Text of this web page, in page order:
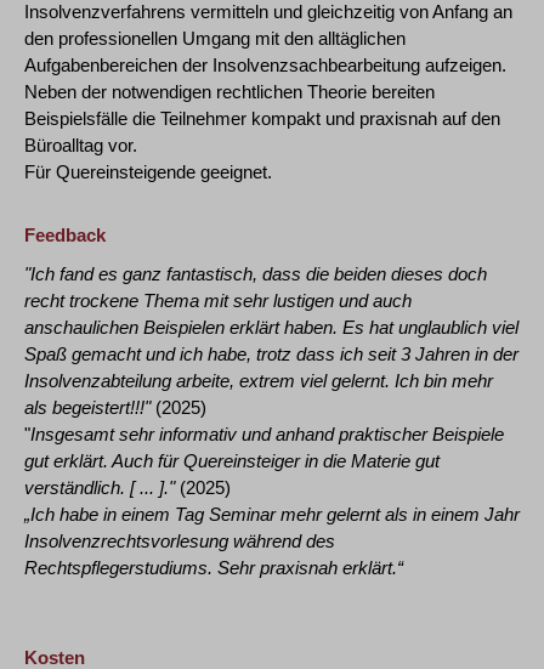
Insolvenzverfahrens vermitteln und gleichzeitig von Anfang an
den professionellen Umgang mit den alltäglichen
Aufgabenbereichen der Insolvenzsachbearbeitung aufzeigen.
Neben der notwendigen rechtlichen Theorie bereiten
Beispielsfälle die Teilnehmer kompakt und praxisnah auf den
Büroalltag vor.
Für Quereinsteigende geeignet.
Feedback
"Ich fand es ganz fantastisch, dass die beiden dieses doch
recht trockene Thema mit sehr lustigen und auch
anschaulichen Beispielen erklärt haben. Es hat unglaublich viel
Spaß gemacht und ich habe, trotz dass ich seit 3 Jahren in der
Insolvenzabteilung arbeite, extrem viel gelernt. Ich bin mehr
als begeistert!!!" (2025)
"Insgesamt sehr informativ und anhand praktischer Beispiele
gut erklärt. Auch für Quereinsteiger in die Materie gut
verständlich. [ ... ]."(2025)
„Ich habe in einem Tag Seminar mehr gelernt als in einem Jahr
Insolvenzrechtsvorlesung während des
Rechtspflegerstudiums. Sehr praxisnah erklärt.“
Kosten